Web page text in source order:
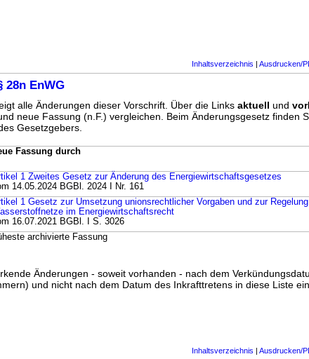
Inhaltsverzeichnis | Ausdrucken/
28n EnWG
alle Änderungen dieser Vorschrift. Über die Links aktuell und
neue Fassung (n.F.) vergleichen. Beim Änderungsgesetz finden
Gesetzgebers.
Fassung durch
1 Zweites Gesetz zur Änderung des Energiewirtschaftsgesetzes
14.05.2024 BGBl. 2024 I Nr. 161
1 Gesetz zur Umsetzung unionsrechtlicher Vorgaben und zur
im Energiewirtschaftsrecht
16.07.2021 BGBl. I S. 3026
archivierte Fassung
Änderungen - soweit vorhanden - nach dem
und nicht nach dem Datum des Inkrafttretens in diese Liste
Inhaltsverzeichnis | Ausdrucken/